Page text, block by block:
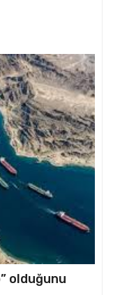
olduğunu